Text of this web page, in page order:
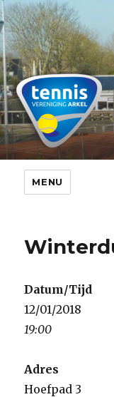
TVA Arkel
MENU
Datum/Tijd
12/01/2018
19:00
Adres
Hoefpad 3